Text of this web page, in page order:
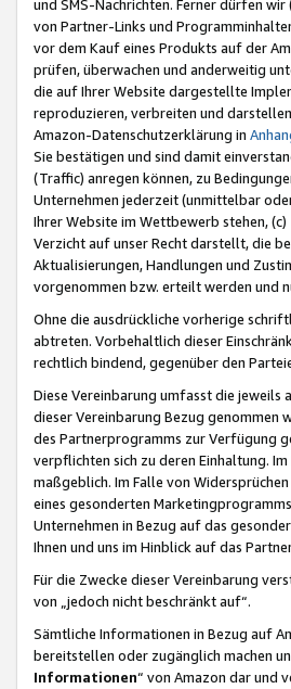
und SMS-Nachrichten. Ferner dürfen
von Partner-Links und
vor dem Kauf eines Produkts auf der
prüfen, überwachen und anderweitig
die auf Ihrer Website dargestellte
reproduzieren, verbreiten und
Amazon-Datenschutzerklärung in
Sie bestätigen und sind damit
(Traffic) anregen können, zu
Unternehmen jederzeit (unmittelbar
Ihrer Website im Wettbewerb stehen,
Verzicht auf unser Recht darstellt, die
Aktualisierungen, Handlungen und
vorgenommen bzw. erteilt werden und
Ohne die ausdrückliche vorherige
abtreten. Vorbehaltlich dieser
rechtlich bindend, gegenüber den
Diese Vereinbarung umfasst die jeweils
dieser Vereinbarung Bezug genommen
des Partnerprogramms zur Verfügung
verpflichten sich zu deren Einhaltung.
maßgeblich. Im Falle von
eines gesonderten
Unternehmen in Bezug auf das
Ihnen und uns im Hinblick auf das
Für die Zwecke dieser Vereinbarung
von „jedoch nicht beschränkt auf“.
Sämtliche Informationen in Bezug auf
bereitstellen oder zugänglich machen
Informationen“ von Amazon dar und